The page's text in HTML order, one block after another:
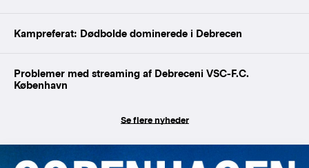
Kampreferat: Dødbolde dominerede i Debrecen
Problemer med streaming af Debreceni VSC-F.C.
København
Se flere nyheder